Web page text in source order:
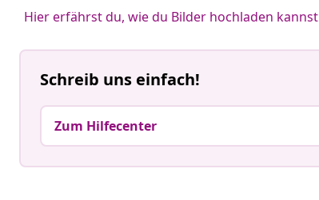
Hier erfährst du, wie du Bilder hochladen kannst
Schreib uns einfach!
Zum Hilfecenter